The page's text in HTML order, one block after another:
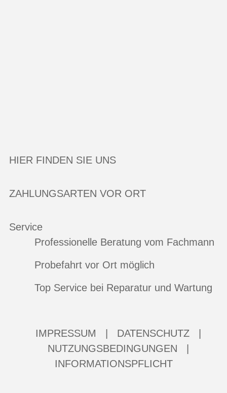
HIER FINDEN SIE UNS
ZAHLUNGSARTEN VOR ORT
Service
Professionelle Beratung vom Fachmann
Probefahrt vor Ort möglich
Top Service bei Reparatur und Wartung
IMPRESSUM DATENSCHUTZ
NUTZUNGSBEDINGUNGEN
INFORMATIONSPFLICHT